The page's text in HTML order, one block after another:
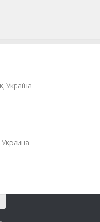
Україна